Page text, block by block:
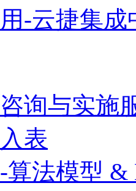
-云捷集成
询与实施
表
算法模型 &